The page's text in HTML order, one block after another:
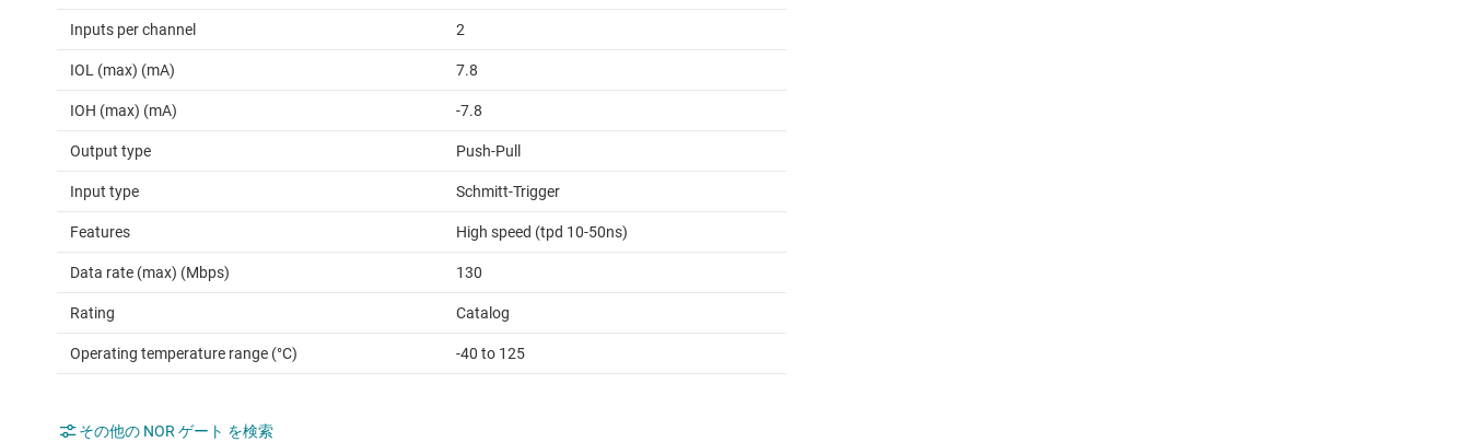
Inputs per channel 2
IOL (max) (mA) 7.8
IOH (max) (mA) -7.8
Output type Push-Pull
Input type Schmitt-Trigger
Features High speed (tpd 10-50ns)
Data rate (max) (Mbps) 130
Rating Catalog
Operating temperature range (°C) -40 to 125
その他の NOR ゲート を検索